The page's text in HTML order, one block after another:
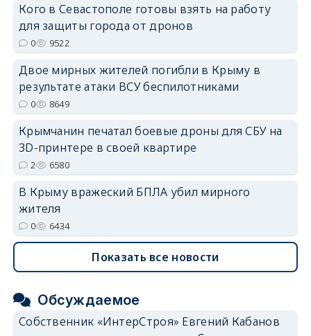
Кого в Севастополе готовы взять на работу
для защиты города от дронов
0 9522
Двое мирных жителей погибли в Крыму в
результате атаки ВСУ беспилотниками
0 8649
Крымчанин печатал боевые дроны для СБУ на
3D-принтере в своей квартире
2 6580
В Крыму вражеский БПЛА убил мирного
жителя
0 6434
Показать все новости
Обсуждаемое
Собственник «ИнтерСтроя» Евгений Кабанов